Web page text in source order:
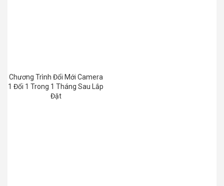
Chương Trình Đổi Mới Camera
1 Đổi 1 Trong 1 Tháng Sau Lắp
Đặt